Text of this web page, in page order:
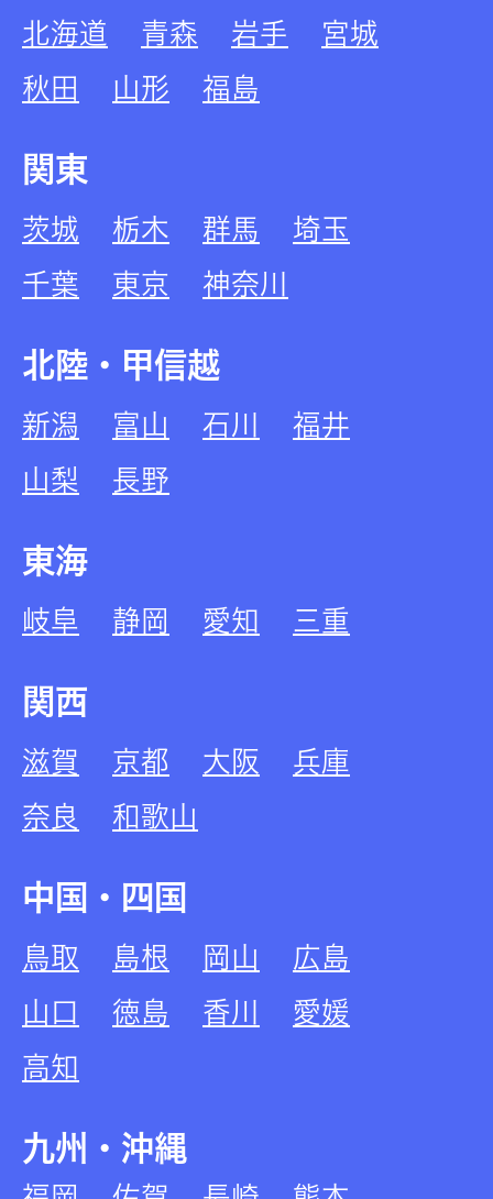
北海道 青森 岩手
宮城
秋田
山形 福島
関東
茨城 栃木 群馬
埼玉
千葉
東京 神奈川
北陸・甲信越
新潟 富山 石川
福井
山梨
長野
東海
岐阜 静岡 愛知 三重
関西
滋賀 京都 大阪
兵庫
奈良
和歌山
中国・四国
鳥取 島根 岡山
広島
山口
徳島 香川
愛媛
高知
九州・沖縄